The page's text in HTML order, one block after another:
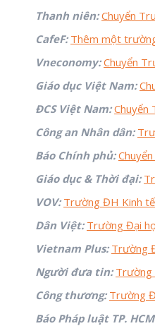
Thanh niên: Chuyển
CafeF:Thêm một
Vneconomy: Chuyển
Giáo dục Việt Nam:
ĐCS Việt Nam: Chuyển
Công an Nhân dân:
Báo Chính phủ:
Giáo dục & Thời đại:
VOV:Trường ĐH Kinh
Dân Việt:Trường Đại
Vietnam Plus:Trường
Người đưa tin:Trường
Công thương: Trường
Báo Pháp luật TP.